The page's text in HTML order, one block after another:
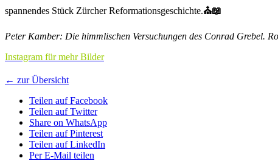
spannendes Stück Zürcher Reformationsgeschichte.⛪️📖
Peter Kamber: Die himmlischen Versuchungen des Conrad Grebel.
Instagram für mehr Bilder
← zur Übersicht
Teilen auf Facebook
Teilen auf Twitter
Share on WhatsApp
Teilen auf Pinterest
Teilen auf LinkedIn
Per E-Mail teilen